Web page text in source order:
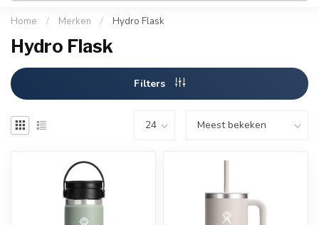
Home / Merken / Hydro Flask
Hydro Flask
Filters